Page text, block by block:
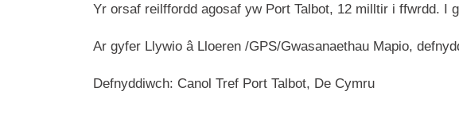
Yr orsaf reilffordd agosaf yw Port Talbot, 12 milltir i ffwrdd. I
Ar gyfer Llywio â Lloeren /GPS/Gwasanaethau Mapio,
Defnyddiwch: Canol Tref Port Talbot, De Cymru